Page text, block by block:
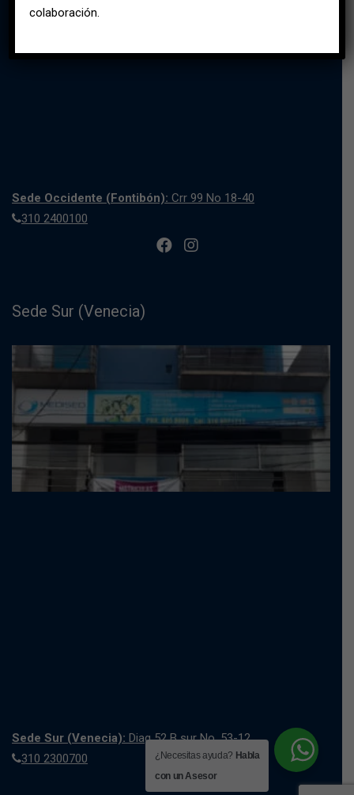
Sede Occidente (Fontibón): Crr 99 No 18-40
310 2400100
Sede Sur (Venecia)
Sede Sur (Venecia): Diag 52 B sur No. 53-12
310 2300700
colaboración.
¿Necesitas ayuda? Habla
con un Asesor